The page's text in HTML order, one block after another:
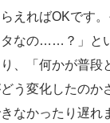
えればOKです
なの……？」と
、「何かが普段
う変化したの
なかったり遅れ